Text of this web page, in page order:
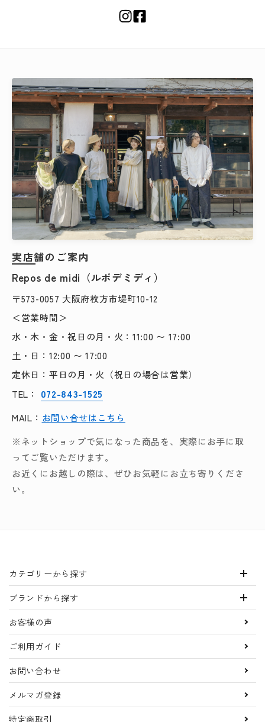
実店舗のご案内
Repos de midi（ルポデミディ）
〒573-0057 大阪府枚方市堤町10-12
＜営業時間＞
水・木・金・祝日の月・火：11:00 〜 17:00
土・日：12:00 〜 17:00
定休日：平日の月・火（祝日の場合は営業）
TEL：
072-843-1525
MAIL： お問い合せはこちら
※ネットショップで気になった商品を、実際にお手に取
ってご覧いただけます。
お近くにお越しの際は、ぜひお気軽にお立ち寄りくださ
い。
カテゴリーから探す
ブランドから探す
お客様の声
ご利用ガイド
お問い合わせ
メルマガ登録
特定商取引